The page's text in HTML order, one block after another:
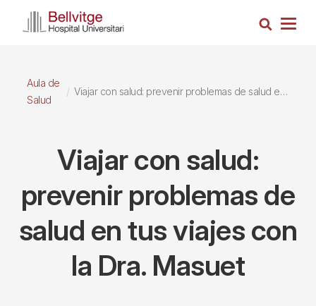
Busca
Aula de
Salud
Viajar con salud: prevenir problemas de salud en tus viajes con la Dra. Masuet
Viajar con salud:
prevenir problemas de
salud en tus viajes con
la Dra. Masuet